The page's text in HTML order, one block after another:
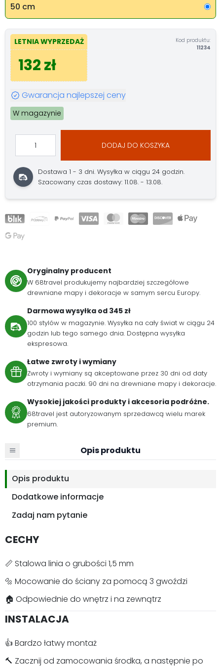
50 cm
LETNIA WYPRZEDAŻ
132 zł
Kod produktu:
11234
Gwarancja najlepszej ceny
W magazynie
DODAJ DO KOSZYKA
Dostawa 1 - 3 dni.Wysyłka w ciągu 24 godzin.
Szacowany czas dostawy: 11.08. - 13.08.
Oryginalny producent
W 68travel produkujemy najbardziej szczegółowe
drewniane mapy i dekoracje w samym sercu Europy.
Darmowa wysyłka od 345 zł
100 stylów w magazynie. Wysyłka na cały świat w ciągu 24
godzin lub tego samego dnia. Dostępna wysyłka
ekspresowa.
Łatwe zwroty i wymiany
Zwroty i wymiany są akceptowane przez 30 dni od daty
otrzymania paczki. 90 dni na drewniane mapy i dekoracje.
Wysokiej jakości produkty i akcesoria podróżne.
68travel jest autoryzowanym sprzedawcą wielu marek
premium.
Opis produktu
Opis produktu
Dodatkowe informacje
Zadaj nam pytanie
CECHY
📏 Stalowa linia o grubości 1,5 mm
🔩 Mocowanie do ściany za pomocą 3 gwoździ
🏠 Odpowiednie do wnętrz i na zewnątrz
INSTALACJA
👍 Bardzo łatwy montaż
🔨 Zacznij od zamocowania środka, a następnie po